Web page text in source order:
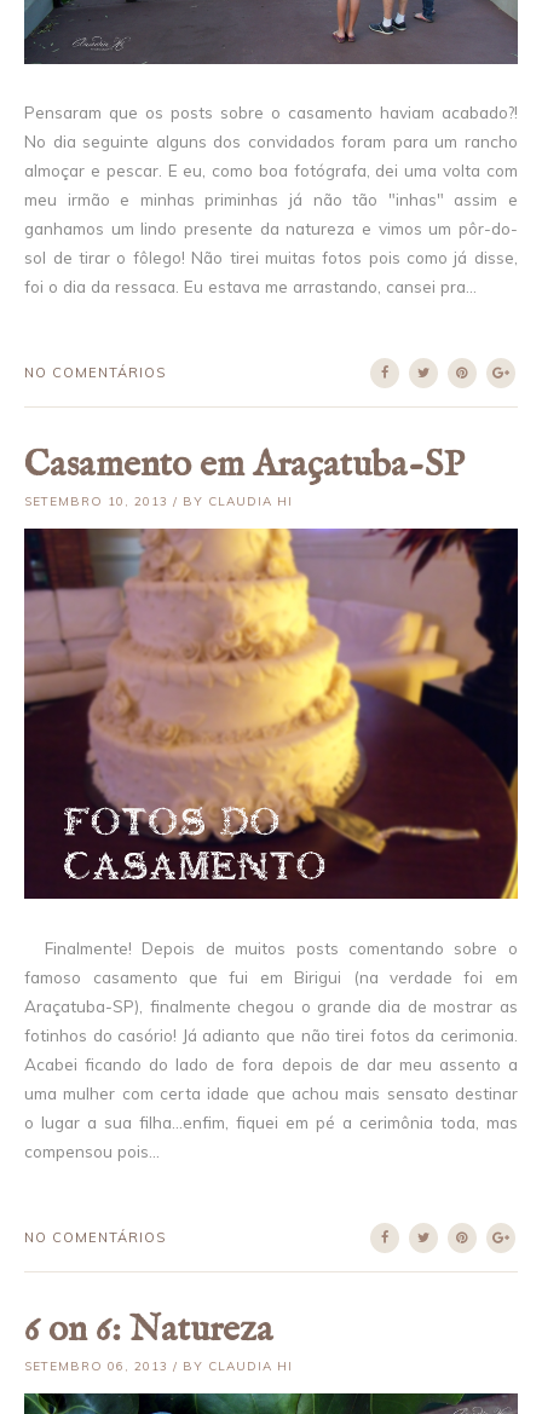
Pensaram que os posts sobre o casamento haviam acabado?!
No dia seguinte alguns dos convidados foram para um rancho
almoçar e pescar. E eu, como boa fotógrafa, dei uma volta com
meu irmão e minhas priminhas já não tão "inhas" assim e
ganhamos um lindo presente da natureza e vimos um pôr-do-
sol de tirar o fôlego! Não tirei muitas fotos pois como já disse,
foi o dia da ressaca. Eu estava me arrastando, cansei pra...
NO COMENTÁRIOS
Casamento em Araçatuba-SP
SETEMBRO 10, 2013 / BY CLAUDIA HI
Finalmente! Depois de muitos posts comentando sobre o
famoso casamento que fui em Birigui (na verdade foi em
Araçatuba-SP), finalmente chegou o grande dia de mostrar as
fotinhos do casório! Já adianto que não tirei fotos da cerimonia.
Acabei ficando do lado de fora depois de dar meu assento a
uma mulher com certa idade que achou mais sensato destinar
o lugar a sua filha...enfim, fiquei em pé a cerimônia toda, mas
compensou pois...
NO COMENTÁRIOS
6 on 6: Natureza
SETEMBRO 06, 2013 / BY CLAUDIA HI